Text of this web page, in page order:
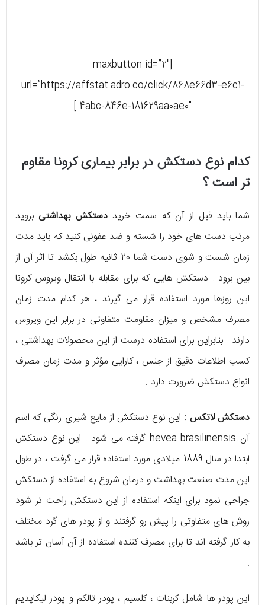
[maxbutton id=”2″
url=”https://affstat.adro.co/click/868e66d3-e6c1-
4abc-846e-181629aa0ae0″ ]
کدام نوع دستکش در برابر بیماری کرونا مقاوم
تر است ؟
شما باید قبل از آن که سمت خریددستکش بهداشتیبروید
مرتب دست های خود را شسته و ضد عفونی کنید که باید مدت
زمان شست و شوی دست شما 20 ثانیه طول بکشد تا اثر آن از
بین برود . دستکش هایی که برای مقابله با انتقال ویروس کرونا
این روزها مورد استفاده قرار می گیرند ، هر کدام مدت زمان
مصرف مشخص و میزان مقاومت متفاوتی در برابر این ویروس
دارند . بنابراین برای استفاده درست از این محصولات بهداشتی ،
کسب اطلاعات دقیق از جنس ، کارایی مؤثر و مدت زمان مصرف
انواع دستکش ضرورت دارد .
دستکش لاتکس : این نوع دستکش از مایع شیری رنگی که اسم
آن hevea brasilinensis گرفته می شود . این نوع دستکش
ابتدا در سال 1889 میلادی مورد استفاده قرار می گرفت ، در طول
این مدت صنعت بهداشت و درمان شروع به استفاده از دستکش
جراحی نمود برای اینکه استفاده از این دستکش راحت تر شود
روش های متفاوتی را پیش رو گرفتند و از پودر های گرد مختلف
به کار گرفته اند تا برای مصرف کننده استفاده از آن آسان تر باشد
.
این پودر ها شامل کربنات ، کلسیم ، پودر تالکم و پودر لیکاپدیم